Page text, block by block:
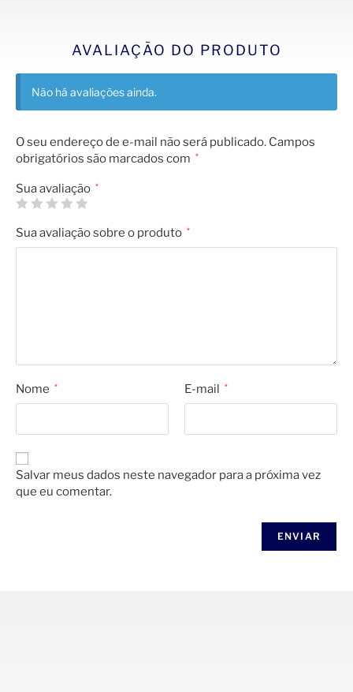
AVALIAÇÃO DO PRODUTO
Não há avaliações ainda.
O seu endereço de e-mail não será publicado. Campos
obrigatórios são marcados com *
Sua avaliação *
Sua avaliação sobre o produto *
Nome * E-mail *
Salvar meus dados neste navegador para a próxima vez
que eu comentar.